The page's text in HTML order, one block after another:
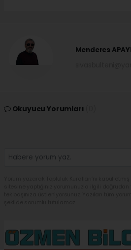
Menderes
Okuyucu Yorumları